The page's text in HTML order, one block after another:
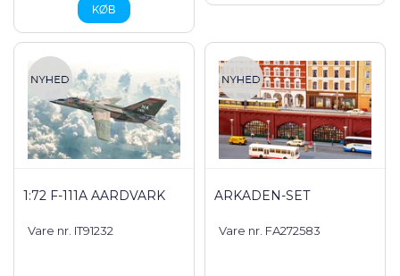
1:72 F-111A AARDVARK
Vare nr. IT91232
ARKADEN-SET
Vare nr. FA272583